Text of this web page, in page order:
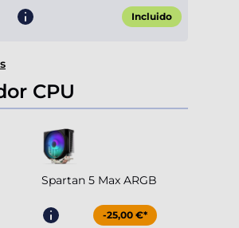
Incluido
CPU
Spartan 5 Max ARGB
-25,00 €*